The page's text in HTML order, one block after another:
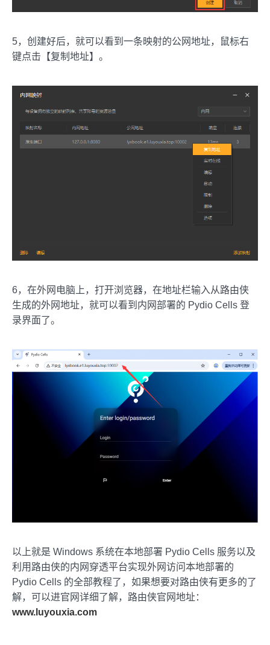
5，创建好后，就可以看到一条映射的公网地址，鼠标右
键点击【复制地址】。
6，在外网电脑上，打开浏览器，在地址栏输入从路由侠
生成的外网地址，就可以看到内网部署的 Pydio Cells 登
录界面了。
以上就是 Windows 系统在本地部署 Pydio Cells 服务以及
利用路由侠的内网穿透平台实现外网访问本地部署的
Pydio Cells 的全部教程了，如果想要对路由侠有更多的了
解，可以进官网详细了解，路由侠官网地址：
www.luyouxia.com